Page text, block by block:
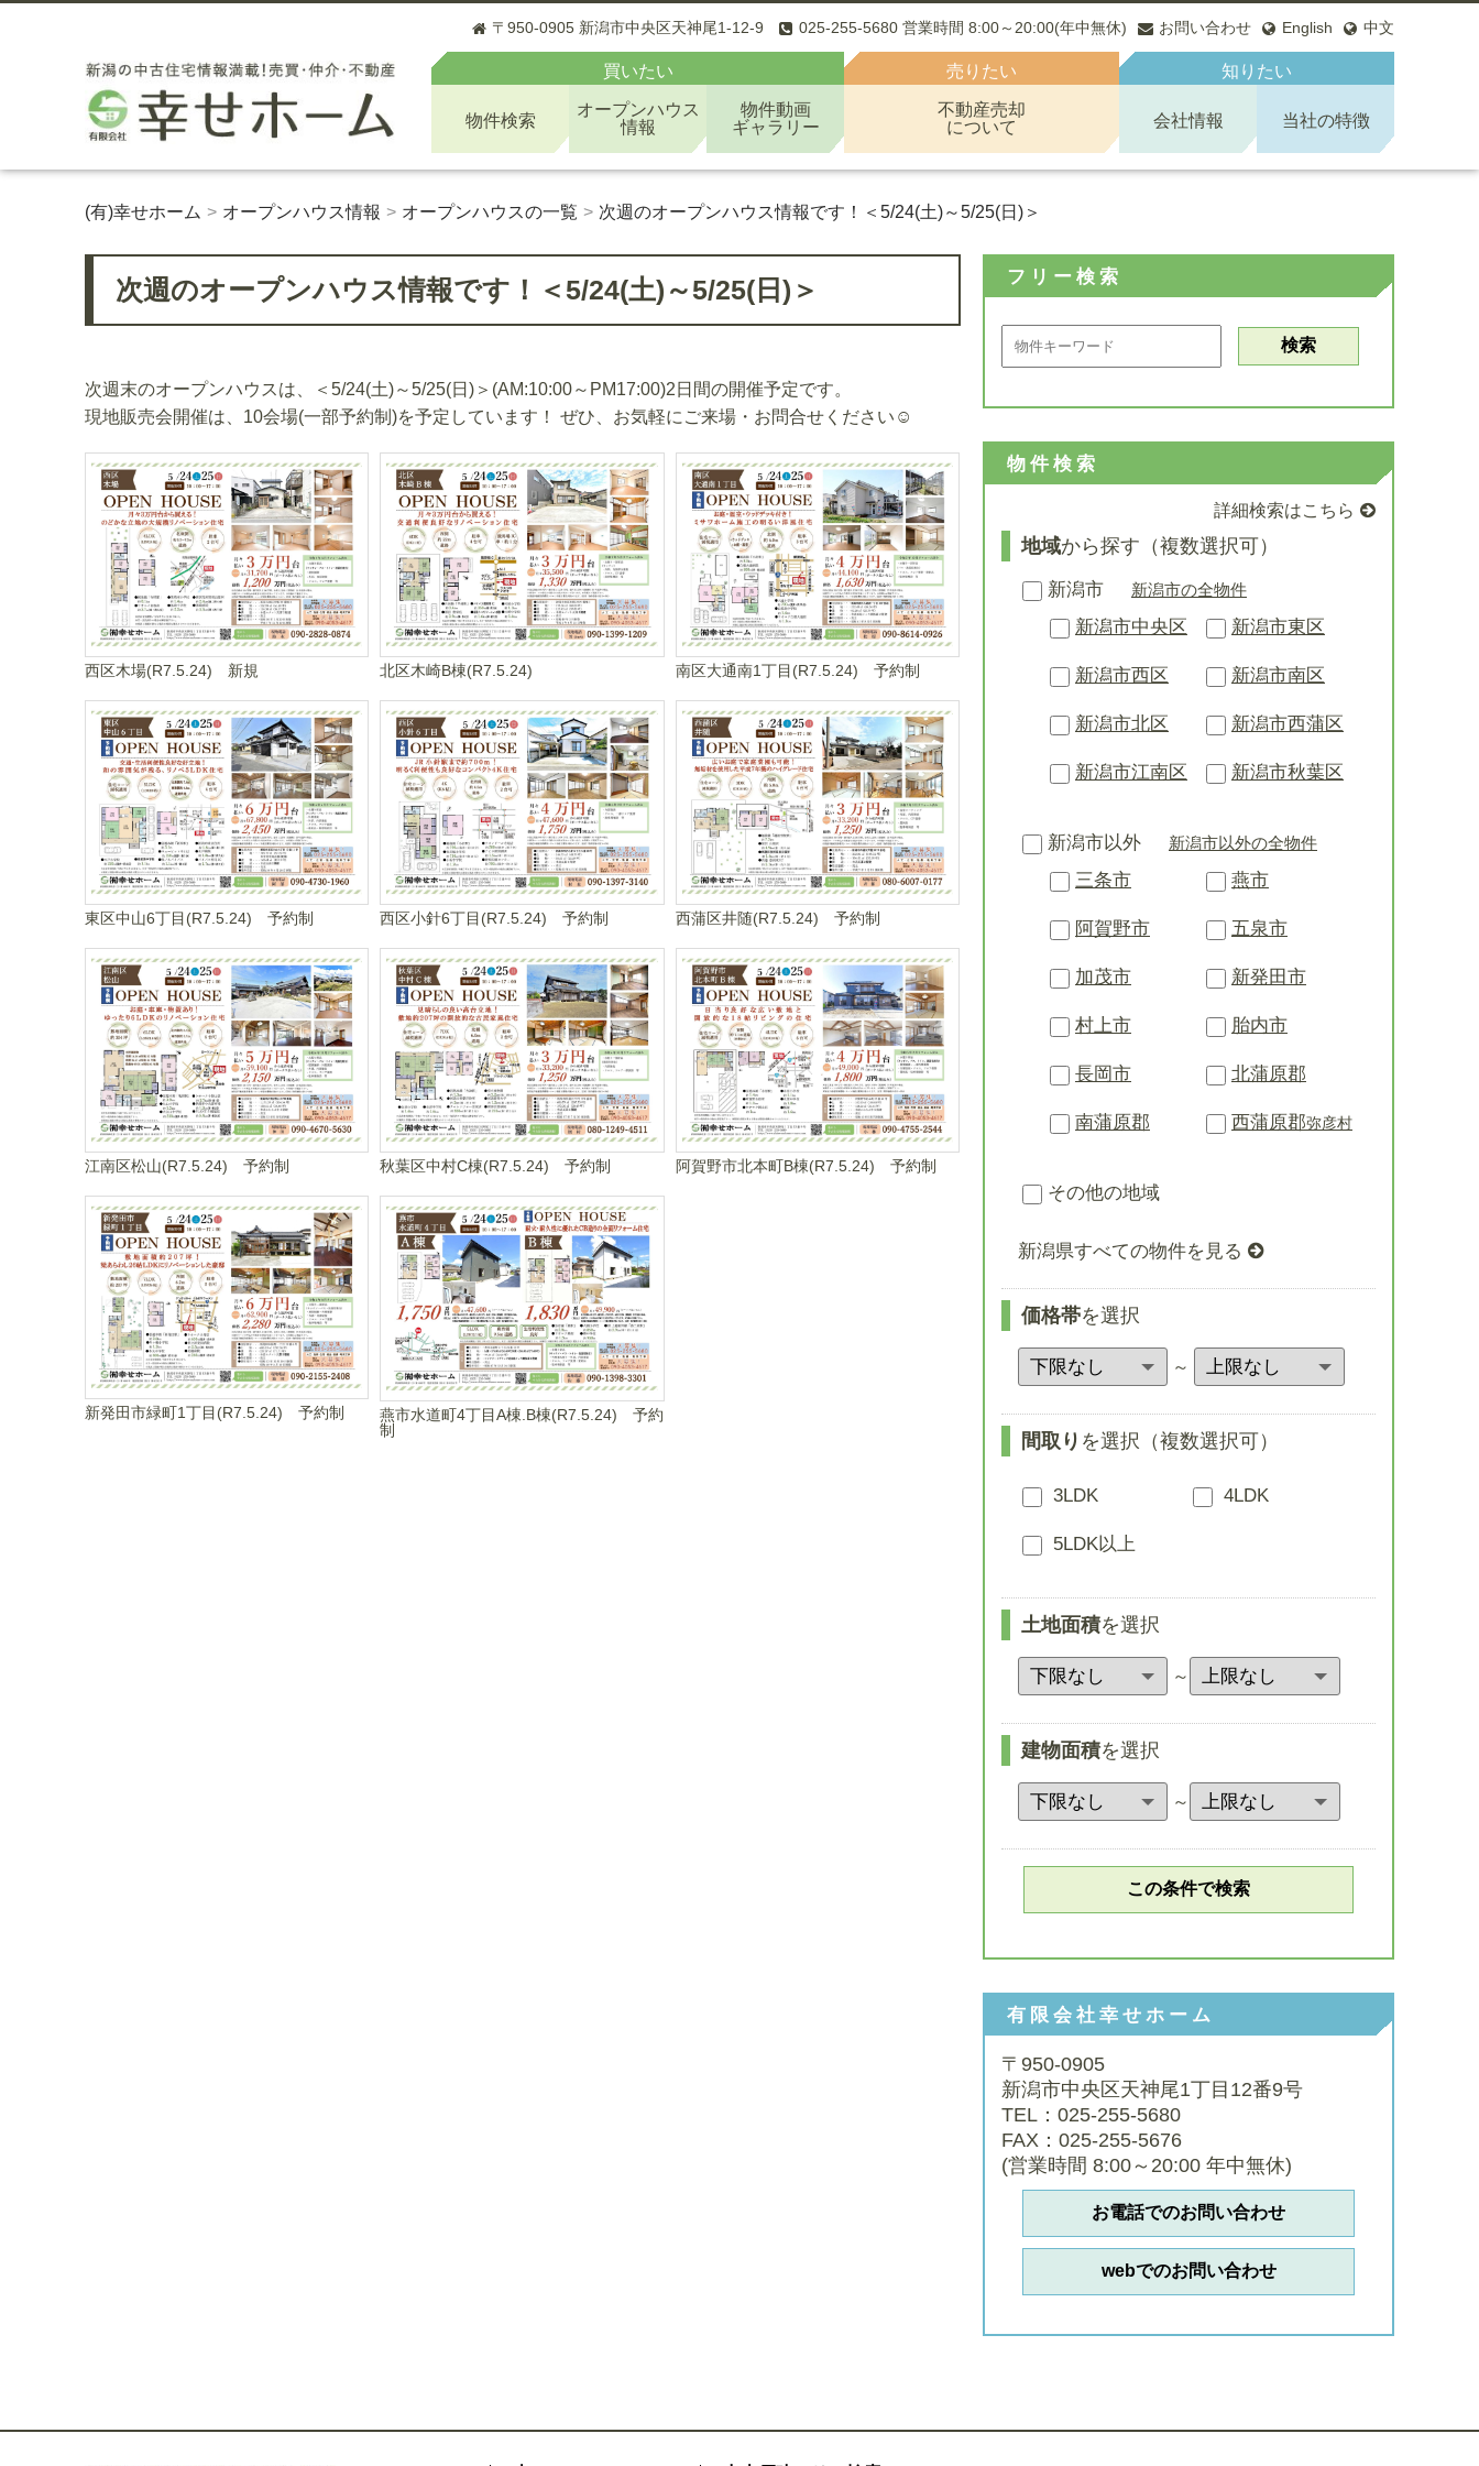
〒950-0905 新潟市中央区天神尾1-12-9 025-255-5680 営業時間 8:00～20:00(年中無休) お問い合わせ English 中文
買いたい
物件検索
オープンハウス
情報
物件動画
ギャラリー
売りたい
不動産売却
について
知りたい
会社情報 当社の特徴
(有)幸せホーム オープンハウス情報 オープンハウスの一覧 次週のオープンハウス情報です！＜5/24(土)～5/25(日)＞
次週のオープンハウス情報です！＜5/24(土)～5/25(日)＞
次週末のオープンハウスは、＜5/24(土)～5/25(日)＞(AM:10:00～PM17:00)2日間の開催予定です。
現地販売会開催は、10会場(一部予約制)を予定しています！ ぜひ、お気軽にご来場・お問合せください☺
西区木場(R7.5.24) 新規 北区木崎B棟(R7.5.24) 南区大通南1丁目(R7.5.24) 予約制
東区中山6丁目(R7.5.24) 予約制 西区小針6丁目(R7.5.24) 予約制 西蒲区井随(R7.5.24) 予約制
江南区松山(R7.5.24) 予約制 秋葉区中村C棟(R7.5.24) 予約制 阿賀野市北本町B棟(R7.5.24) 予約制
新発田市緑町1丁目(R7.5.24) 予約制
燕市水道町4丁目A棟.B棟(R7.5.24) 予約
制
フリー検索
物件検索
詳細検索はこちら
地域から探す（複数選択可）
新潟市 新潟市の全物件
新潟市中央区 新潟市東区
新潟市西区 新潟市南区
新潟市北区 新潟市西蒲区
新潟市江南区 新潟市秋葉区
新潟市以外 新潟市以外の全物件
三条市 燕市
阿賀野市 五泉市
加茂市 新発田市
村上市 胎内市
長岡市 北蒲原郡
南蒲原郡 西蒲原郡弥彦村
その他の地域
新潟県すべての物件を見る
価格帯を選択
～
間取り を選択（複数選択可）
3LDK 4LDK
5LDK以上
土地面積を選択
～
建物面積を選択
～
有限会社幸せホーム
〒950-0905
新潟市中央区天神尾1丁目12番9号
TEL：025-255-5680
FAX：025-255-5676
(営業時間 8:00～20:00 年中無休)
お電話でのお問い合わせ
webでのお問い合わせ